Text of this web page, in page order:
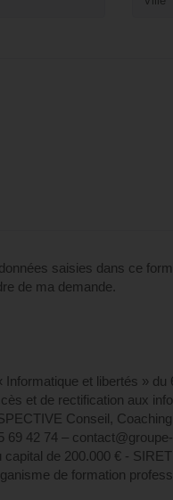
saisies dans ce
de ma demande.
Informatique et libertés »
et de rectification aux
Conseil,
69 42 74⁩ –
de 200.000 € -
de formation